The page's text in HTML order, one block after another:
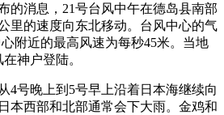
的消息，21号台风中午在德岛县南部
里的速度向东北移动。台风中心的气
附近的最高风速为每秒45米。当地
神户登陆。
4号晚上到5号早上沿着日本海继续向
本西部和北部通常会下大雨。金鸡和